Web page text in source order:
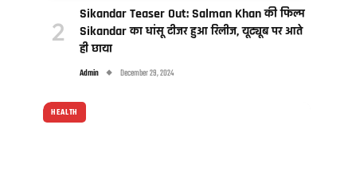
Sikandar Teaser Out: Salman Khan की फिल्म
Sikandar का धांसू टीजर हुआ रिलीज, यूट्यूब पर आते
ही छाया
Admin December 29, 2024
HEALTH